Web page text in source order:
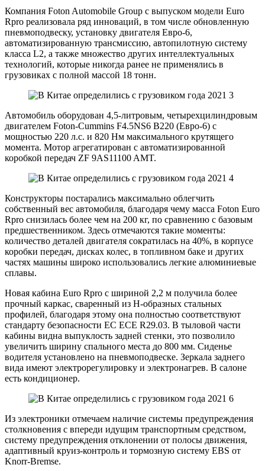
Компания Foton Automobile Group с выпуском модели Euro
Rpro реализовала ряд инноваций, в том числе обновленную
пневмоподвеску, установку двигателя Евро-6,
автоматизированную трансмиссию, автопилотную систему
класса L2, а также множество других интеллектуальных
технологий, которые никогда ранее не применялись в
грузовиках с полной массой 18 тонн.
Автомобиль оборудован 4,5-литровым, четырехцилиндровым
двигателем Foton-Cummins F4.5NS6 B220 (Евро-6) с
мощностью 220 л.с. и 820 Нм максимального крутящего
момента. Мотор агрегатирован с автоматизированной
коробкой передач ZF 9AS11100 AMT.
Конструкторы постарались максимально облегчить
собственный вес автомобиля, благодаря чему масса Foton Euro
Rpro снизилась более чем на 200 кг, по сравнению с базовым
предшественником. Здесь отмечаются такие моменты:
количество деталей двигателя сократилась на 40%, в корпусе
коробки передач, дисках колес, в топливном баке и других
частях машины широко использовались легкие алюминиевые
сплавы.
Новая кабина Euro Rpro с шириной 2,2 м получила более
прочный каркас, сваренный из H-образных стальных
профилей, благодаря этому она полностью соответствуют
стандарту безопасности ЕС ECE R29.03. В тыловой части
кабины видна выпуклость задней стенки, это позволило
увеличить ширину спального места до 800 мм. Сиденье
водителя установлено на пневмоподвеске. Зеркала заднего
вида имеют электрорегулировку и электронагрев. В салоне
есть кондиционер.
Из электроники отмечаем наличие системы предупреждения
столкновения с впереди идущим транспортным средством,
систему предупреждения отклонении от полосы движения,
адаптивный круиз-контроль и тормозную систему EBS от
Knorr-Bremse.